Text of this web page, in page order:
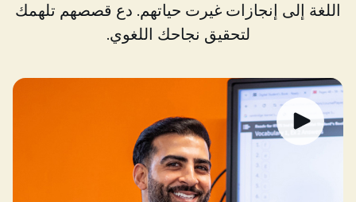
اللغة إلى إنجازات غيرت حياتهم. دع قصصهم تلهمك
لتحقيق نجاحك اللغوي.